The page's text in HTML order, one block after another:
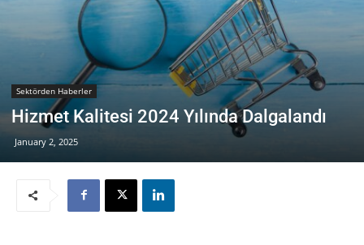
Sektörden Haberler
Hizmet Kalitesi 2024 Yılında Dalgalandı
January 2, 2025